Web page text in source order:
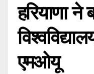
हरियाणा ने
एमओयू